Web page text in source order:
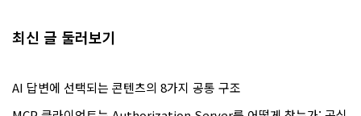
최신 글 둘러보기
AI 답변에 선택되는 콘텐츠의 8가지 공통 구조